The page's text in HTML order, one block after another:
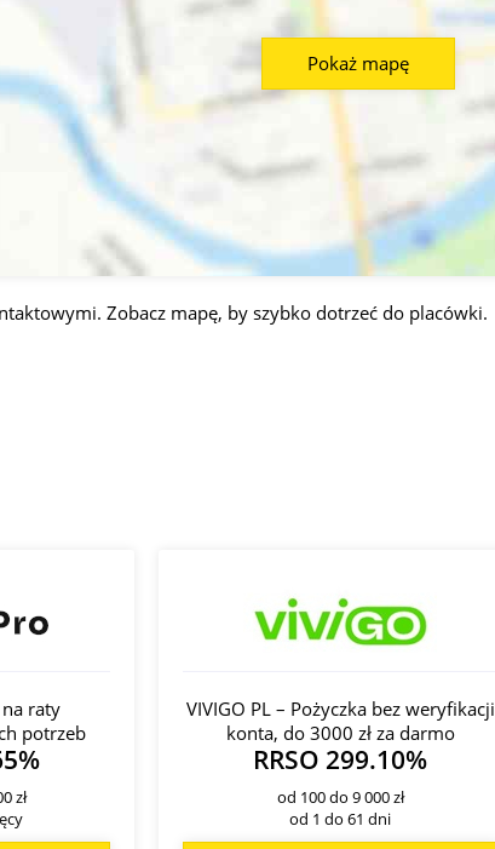
Pokaż mapę
Zobacz mapę, by szybko dotrzeć do placówki.
raty
potrzeb
zł
VIVIGO PL – Pożyczka bez weryfikacji
konta, do 3000 zł za darmo
RRSO 299.10%
od 100 do 9 000 zł
od 1 do 61 dni